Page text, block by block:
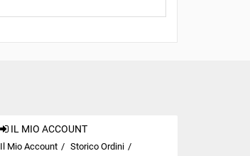
IL MIO ACCOUNT
Il Mio Account
Storico Ordini